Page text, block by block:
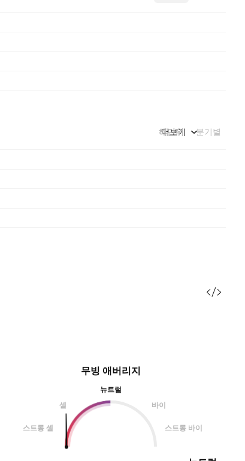
해단위 분기별
더보기
무빙 애버리지
뉴트럴
셀
바이
스트롱 셀 스트롱 바이